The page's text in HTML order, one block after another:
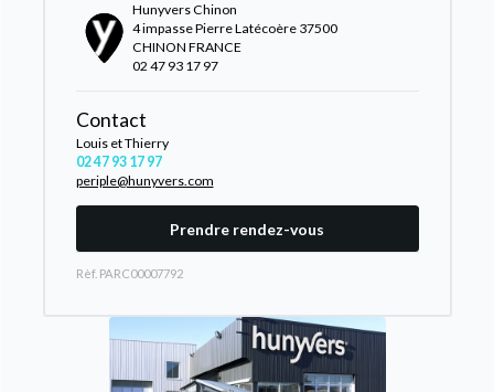
Hunyvers Chinon
4 impasse Pierre Latécoère 37500
CHINON FRANCE
02 47 93 17 97
Contact
Louis et Thierry
02 47 93 17 97
periple@hunyvers.com
Prendre rendez-vous
Rèf. PARC00007792